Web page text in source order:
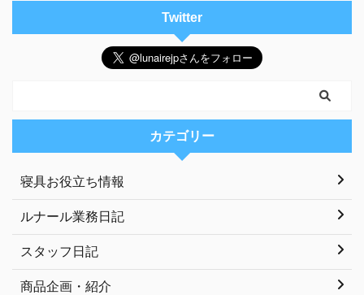
Twitter
カテゴリー
寝具お役立ち情報
ルナール業務日記
スタッフ日記
商品企画・紹介